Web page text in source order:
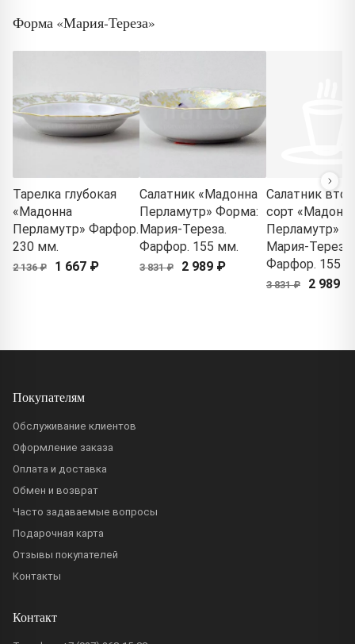
Форма «Мария-Тереза»
Тарелка глубокая
«Мадонна
Перламутр» Фарфор.
230 мм.
2 136 ₽ 1 667 ₽
Салатник «Мадонна
Перламутр» Форма:
Мария-Тереза.
Фарфор. 155 мм.
3 831 ₽ 2 989 ₽
Салатник
сорт
Перламутр»
Мария-Тереза.
Фарфор. 155
3 831 ₽ 2 989 ₽
Покупателям
Обслуживание клиентов
Оформление заказа
Оплата и доставка
Обмен и возврат
Часто задаваемые вопросы
Подарочная карта
Отзывы покупателей
Контакты
Контакт